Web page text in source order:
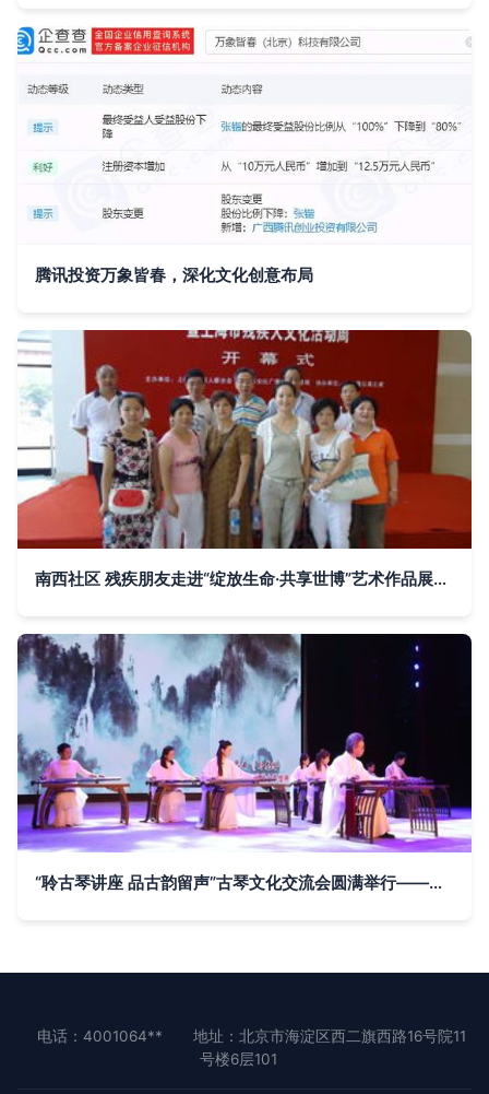
腾讯投资万象皆春，深化文化创意布局
南西社区 残疾朋友走进“绽放生命·共享世博”艺术作品展，共筑文化融爱桥梁
“聆古琴讲座 品古韵留声”古琴文化交流会圆满举行——张金桥先生引领听众共赴千年琴韵之旅
电话：4001064**
地址：北京市海淀区西二旗西路16号院11
号楼6层101